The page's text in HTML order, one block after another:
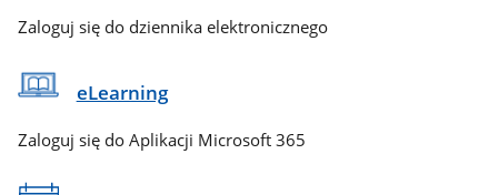
Zaloguj się do dziennika elektronicznego
eLearning
Zaloguj się do Aplikacji Microsoft 365